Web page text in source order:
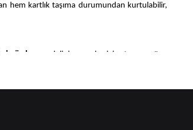
hem kartlık taşıma durumundan kurtulabilir,
cüzdan
modelini seçerek giyim tarzınızı öne